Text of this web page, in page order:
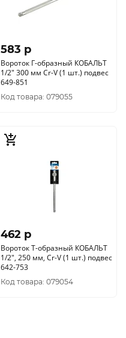
583 p
Вороток Г-образный КОБАЛЬТ
1/2" 300 мм Cr-V (1 шт.) подвес
649-851
Код товара: 079055
462 p
Вороток Т-образный КОБАЛЬТ
1/2", 250 мм, Cr-V (1 шт.) подвес
642-753
Код товара: 079054